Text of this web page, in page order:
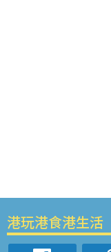
港玩港食港生活